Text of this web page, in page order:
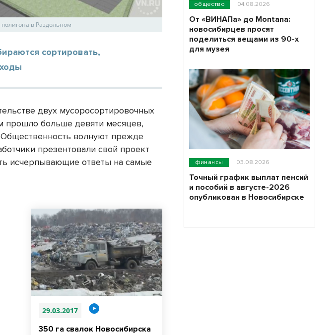
в Раздольном
сортировать,
двух мусоросортировочных
прошло больше девяти месяцев,
волнуют прежде
презентовали свой проект
исчерпывающие ответы на самые
29.03.2017
350 га свалок Новосибирска
общество 04.08.2026
От «ВИНАПа» до Montana:
новосибирцев просят
поделиться вещами из 90-х
для музея
финансы 03.08.2026
Точный график выплат пенсий
и пособий в августе-2026
опубликован в Новосибирске